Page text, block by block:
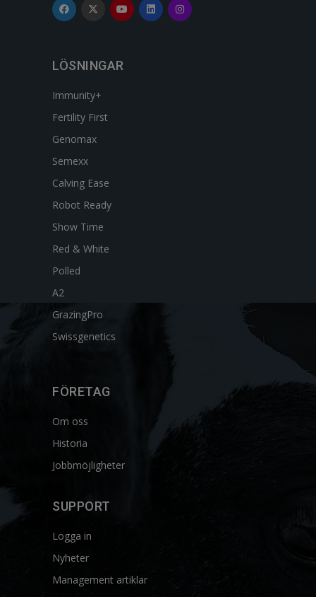
LÖSNINGAR
Immunity+
Fertility First
Genomax
Semexx
Calving Ease
Robot Ready
Show Time
Red & White
Polled
A2
GrazingPro
Swissgenetics
FÖRETAG
Om oss
Historia
Jobbmöjligheter
SUPPORT
Logga in
Nyheter
Management artiklar